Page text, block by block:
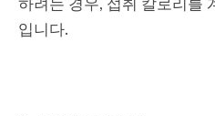
하려는 경우, 섭취 칼로리를
입니다.